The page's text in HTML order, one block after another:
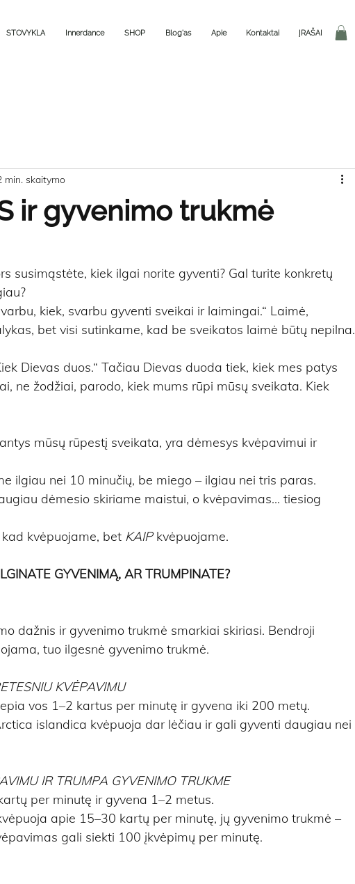
STOVYKLA Innerdance SHOP Blog'as Apie Kontaktai ĮRAŠAI
ir gyvenimo trukmė
min. skaitymo
susimąstėte, kiek ilgai norite gyventi? Gal turite konkretų
kiek, svarbu gyventi sveikai ir laimingai.“ Laimė,
bet visi sutinkame, kad be sveikatos laimė būtų nepilna.
Dievas duos.“ Tačiau Dievas duoda tiek, kiek mes patys
ne žodžiai, parodo, kiek mums rūpi mūsų sveikata. Kiek
mūsų rūpestį sveikata, yra dėmesys kvėpavimui ir
ilgiau nei 10 minučių, be miego – ilgiau nei tris paras.
dėmesio skiriame maistui, o kvėpavimas... tiesiog
kvėpuojame, bet KAIP kvėpuojame.
GYVENIMĄ, AR TRUMPINATE?
dažnis ir gyvenimo trukmė smarkiai skiriasi. Bendroji
tuo ilgesnė gyvenimo trukmė.
KVĖPAVIMU
vos 1–2 kartus per minutę ir gyvena iki 200 metų.
islandica kvėpuoja dar lėčiau ir gali gyventi daugiau nei
IR TRUMPA GYVENIMO TRUKME
per minutę ir gyvena 1–2 metus.
apie 15–30 kartų per minutę, jų gyvenimo trukmė –
gali siekti 100 įkvėpimų per minutę.